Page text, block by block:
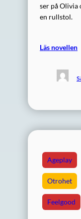
ser på Olivia
en rullstol.
Läs novellen
Ageplay
Otrohet
Feelgood